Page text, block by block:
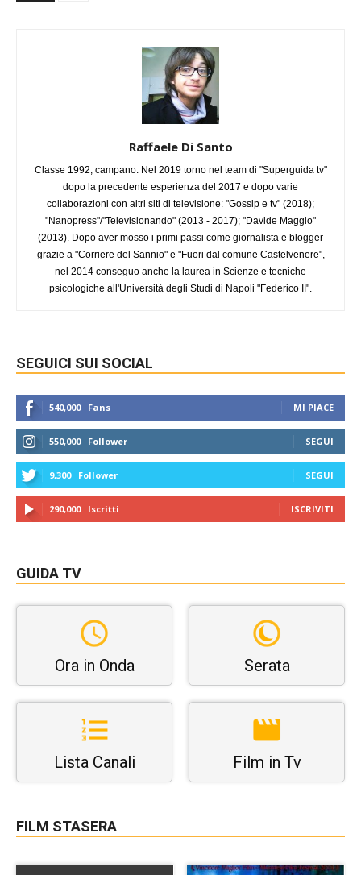
Raffaele Di Santo
Classe 1992, campano. Nel 2019 torno nel team di "Superguida tv"
dopo la precedente esperienza del 2017 e dopo varie
collaborazioni con altri siti di televisione: "Gossip e tv" (2018);
"Nanopress"/"Televisionando" (2013 - 2017); "Davide Maggio"
(2013). Dopo aver mosso i primi passi come giornalista e blogger
grazie a "Corriere del Sannio" e "Fuori dal comune Castelvenere",
nel 2014 conseguo anche la laurea in Scienze e tecniche
psicologiche all'Università degli Studi di Napoli "Federico II".
SEGUICI SUI SOCIAL
540,000 Fans MI PIACE
550,000 Follower SEGUI
9,300 Follower SEGUI
290,000 Iscritti ISCRIVITI
GUIDA TV
Ora in Onda Serata
Lista Canali Film in Tv
FILM STASERA